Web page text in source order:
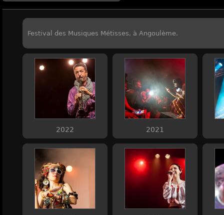
Festival des Musiques Métisses, à Angoulème.
2022 2021